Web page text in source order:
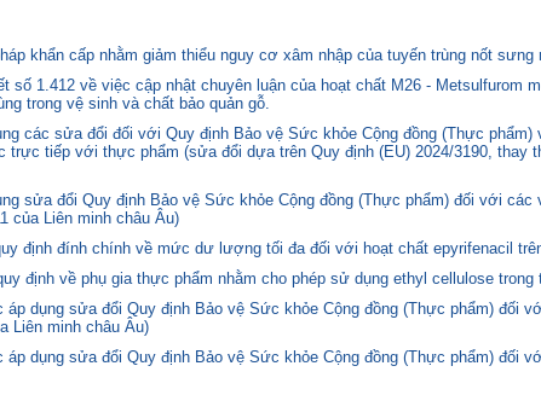
khẩn cấp nhằm giảm thiểu nguy cơ xâm nhập của tuyến trùng nốt sưng
số 1.412 về việc cập nhật chuyên luận của hoạt chất M26 - Metsulfurom
trong vệ sinh và chất bảo quản gỗ.
các sửa đổi đối với Quy định Bảo vệ Sức khỏe Cộng đồng (Thực
tiếp với thực phẩm (sửa đổi dựa trên Quy định (EU) 2024/3190, thay
sửa đổi Quy định Bảo vệ Sức khỏe Cộng đồng (Thực phẩm) đối với
của Liên minh châu Âu)
định đính chính về mức dư lượng tối đa đối với hoạt chất epyrifenacil
định về phụ gia thực phẩm nhằm cho phép sử dụng ethyl cellulose trong
áp dụng sửa đổi Quy định Bảo vệ Sức khỏe Cộng đồng (Thực phẩm) đối
Liên minh châu Âu)
áp dụng sửa đổi Quy định Bảo vệ Sức khỏe Cộng đồng (Thực phẩm) đối